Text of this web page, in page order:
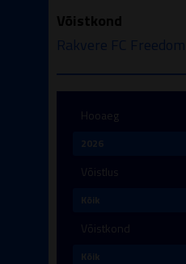
Võistkond
Rakvere FC Freedom
Hooaeg
Võistlus
Võistkond